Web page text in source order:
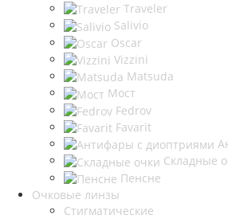
Traveler
Salivio
Oscar
Vizzini
Matsuda
Мост
Fedrov
Favarit
Складные
Пенсне
Очковые линзы
Стигматические